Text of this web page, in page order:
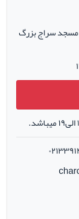
مسجد سراج بزرگ